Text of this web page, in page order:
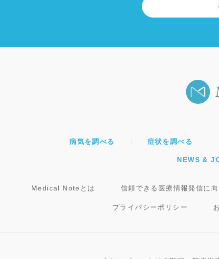
病気を調べる 症状を調べる
NEWS &
Medical Noteとは 信頼できる医療情報発信に
プライバシーポリシー